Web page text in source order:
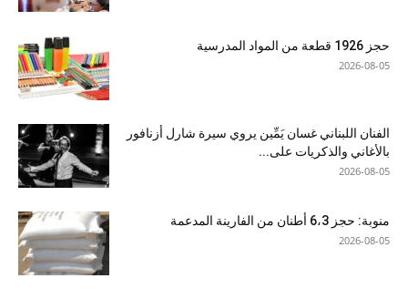
حجز 1926 قطعة من المواد المدرسية
2026-08-05
الفنان اللبناني غسان يَمِّين يروي سيرة شارل أزنافور
بالأغاني والذكريات على...
2026-08-05
منوبة: حجز 6،3 أطنان من الفارينة المدعمة
2026-08-05